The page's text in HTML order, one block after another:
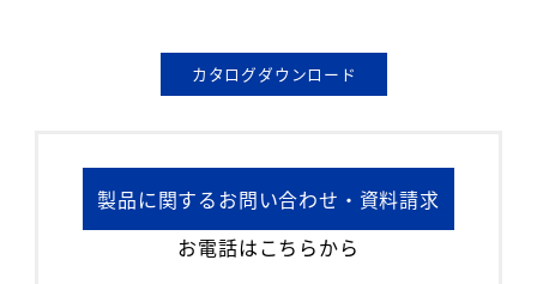
カタログダウンロード
製品に関するお問い合わせ・資料請求
お電話はこちらから